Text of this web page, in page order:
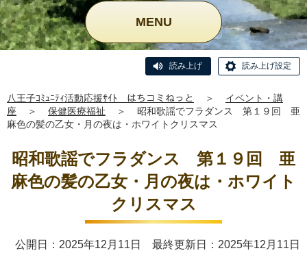
MENU
読み上げ 読み上げ設定
八王子ｺﾐｭﾆﾃｨ活動応援ｻｲﾄ はちコミねっと ＞
イベント・講
座
＞ 保健医療福祉 ＞
昭和歌謡でフラダンス 第１９回 亜
麻色の髪の乙女・月の夜は・ホワイトクリスマス
昭和歌謡でフラダンス 第１９回 亜
麻色の髪の乙女・月の夜は・ホワイト
クリスマス
公開日：2025年12月11日 最終更新日：2025年12月11日